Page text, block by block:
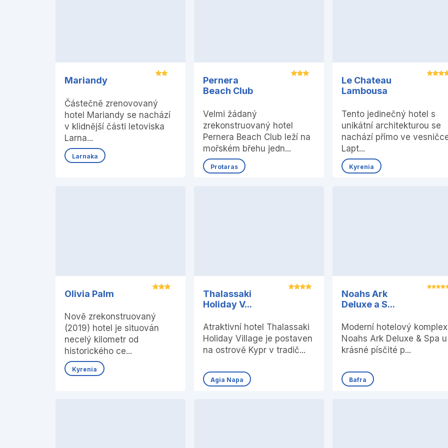
Mariandy
Částečně zrenovovaný
hotel Mariandy se nachází
v klidnější části letoviska
Larna...
Larnaka
Pernera
Beach Club
Velmi žádaný
zrekonstruovaný hotel
Pernera Beach Club leží na
mořském břehu jedn...
Protaras
Le Chateau
Lambousa
Tento jedinečný hotel s
unikátní architekturou se
nachází přímo ve
Lapt...
Kyrenia
Olivia Palm
Nově zrekonstruovaný
(2019) hotel je situován
necelý kilometr od
historického ce...
Kyrenia
Thalassaki
Holiday V...
Atraktivní hotel Thalassaki
Holiday Village je postaven
na ostrově Kypr v tradič...
Agia Napa
Noahs Ark
Deluxe a S...
Moderní hotelový komplex
Noahs Ark Deluxe & Spa u
krásné písčité p...
Bafra